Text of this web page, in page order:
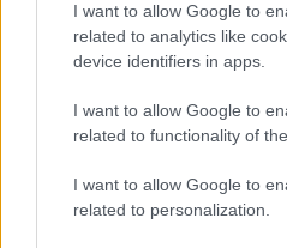
I want to allow Google to
related to analytics like
device identifiers in apps.
I want to allow Google to
related to functionality of
I want to allow Google to
related to personalization.